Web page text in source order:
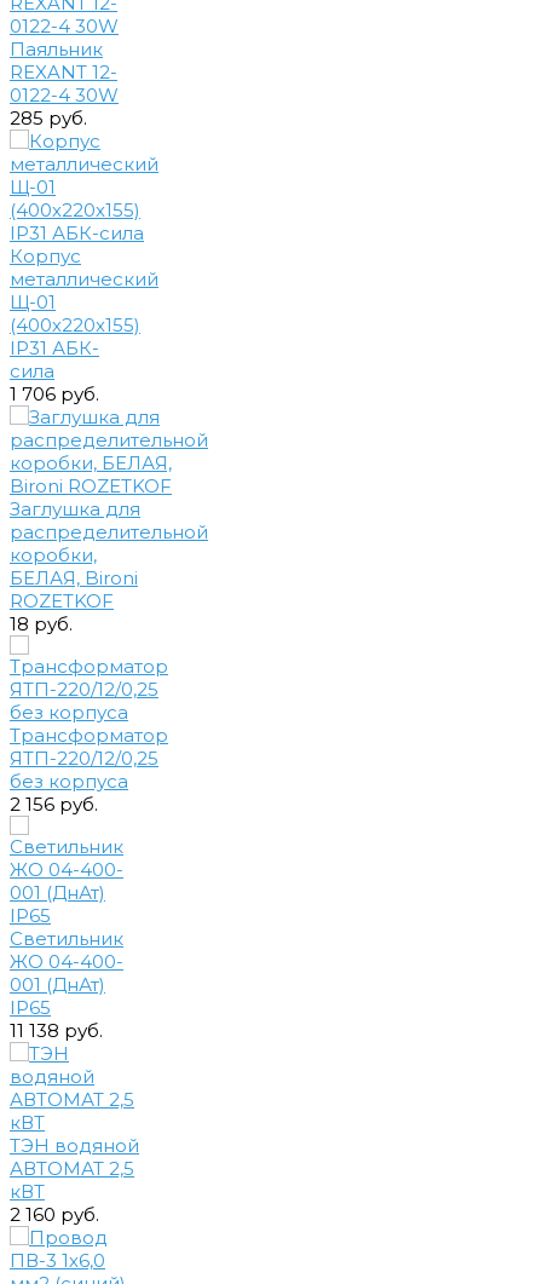
Паяльник
REXANT 12-
0122-4 30W
285 руб.
Корпус
металлический
Щ-01
(400х220х155)
IP31 АБК-
сила
1 706 руб.
Заглушка для
распределительной
коробки,
БЕЛАЯ, Bironi
ROZETKOF
18 руб.
Трансформатор
ЯТП-220/12/0,25
без корпуса
2 156 руб.
Светильник
ЖО 04-400-
001 (ДнАт)
IP65
11 138 руб.
ТЭН водяной
АВТОМАТ 2,5
кВТ
2 160 руб.